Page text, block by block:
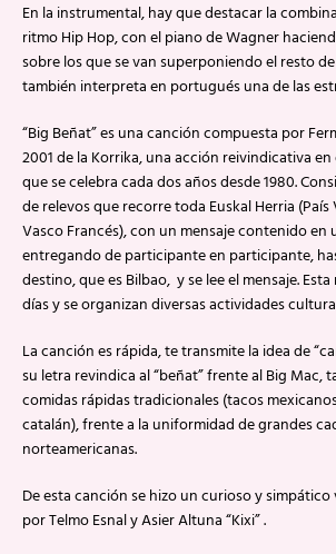
En la instrumental, hay que destacar la
ritmo Hip Hop, con el piano de Wagner
sobre los que se van superponiendo el resto
también interpreta en portugués una de las
“Big Beñat” es una canción compuesta por
2001 de la Korrika, una acción reivindicativa
que se celebra cada dos años desde 1980.
de relevos que recorre toda Euskal Herria (País
Vasco Francés), con un mensaje contenido en
entregando de participante en participante,
destino, que es Bilbao, y se lee el mensaje.
días y se organizan diversas actividades
La canción es rápida, te transmite la idea de
su letra revindica al “beñat” frente al Big Mac,
comidas rápidas tradicionales (tacos
catalán), frente a la uniformidad de grandes
norteamericanas.
De esta canción se hizo un curioso y
por Telmo Esnal y Asier Altuna “Kixi” .